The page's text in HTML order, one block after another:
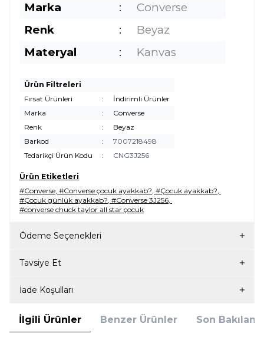
Marka :
Converse
Renk
:
Beyaz
Materyal
: Kanvas
Ürün Filtreleri
Fırsat Ürünleri
:
İndirimli Ürünler
Marka
:
Converse
Renk
:
Beyaz
Barkod
:
7007218498
Tedarikçi Ürün Kodu
: CNG3J256
Ürün Etiketleri
#Converse, #Converse çocuk ayakkab?, #Çocuk ayakkab?,
#Çocuk günlük ayakkab?, #Converse 3J256,
#converse chuck taylor all star çocuk
Ödeme Seçenekleri
Tavsiye Et
İade Koşulları
İlgili Ürünler Benzer Ürünler Son